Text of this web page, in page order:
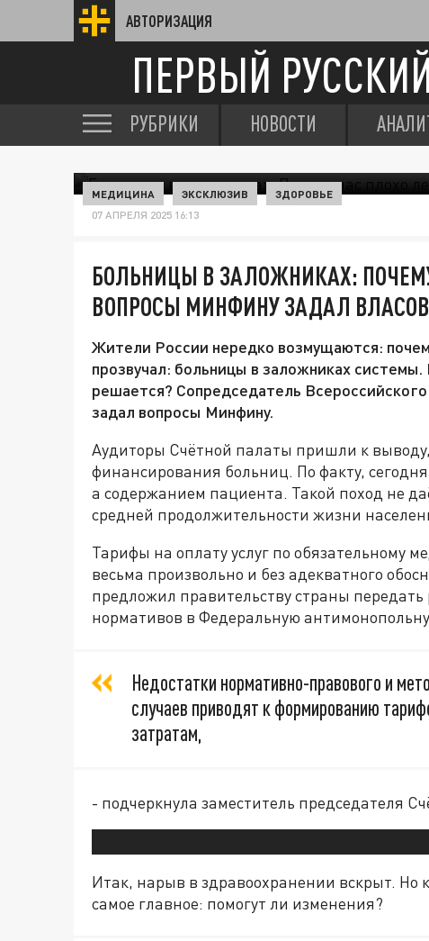
АВТОРИЗАЦИЯ
ПЕРВЫЙ
РУБРИКИ НОВОСТИ
МЕДИЦИНА ЭКСКЛЮЗИВ ЗДОРОВЬЕ
07 АПРЕЛЯ 2025 16:13
БОЛЬНИЦЫ В ЗАЛОЖНИКАХ:
ВОПРОСЫ МИНФИНУ ЗАДАЛ ВЛАСОВ
Жители России нередко возмущаются:
прозвучал: больницы в заложниках
решается? Сопредседатель
задал вопросы Минфину.
Аудиторы Счётной палаты пришли к
финансирования больниц. По факту,
а содержанием пациента. Такой поход не
средней продолжительности жизни
Тарифы на оплату услуг по обязательному
весьма произвольно и без адекватного
предложил правительству страны
нормативов в Федеральную
Недостатки нормативно-правового и
случаев приводят к формированию
затратам,
- подчеркнула заместитель председателя
Итак, нарыв в здравоохранении вскрыт. Но
самое главное: помогут ли изменения?